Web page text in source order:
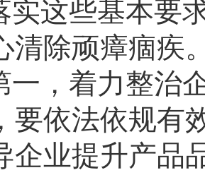
实这些基本要
清除顽瘴痼疾
一，着力整治
要依法依规有
企业提升产品